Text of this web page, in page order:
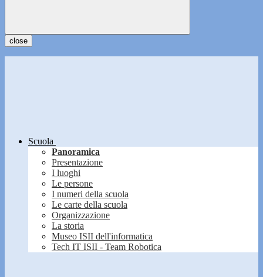
close
Scuola
Panoramica
Presentazione
I luoghi
Le persone
I numeri della scuola
Le carte della scuola
Organizzazione
La storia
Museo ISII dell'informatica
Tech IT ISII - Team Robotica